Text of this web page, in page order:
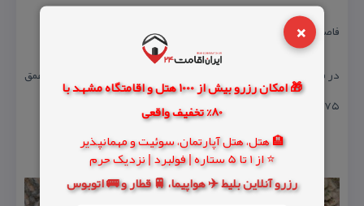
×
🎁 امکان رزرو بیش از 1000 هتل و اقامتگاه مشهد با
80% تخفیف واقعی
🏨 هتل، هتل آپارتمان، سوئیت و مهمانپذیر
⭐ از 1 تا 5 ستاره | فولبرد | نزدیک حرم
رزرو آنلاین بلیط ✈️ هواپیما، 🚆 قطار و 🚌 اتوبوس
فاصله از بوكان : ۴۵ كیلومتر
در فاصله ۴۵ كیلومتری بوكان قرار دارد . این غار نیز غاری عمودی با عمق
۷۵ متر است .